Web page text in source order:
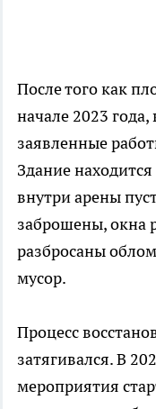
После того как
начале 2023
заявленные
Здание
внутри арены
заброшены, окна
разбросаны
мусор.
Процесс
затягивался. В
мероприятия